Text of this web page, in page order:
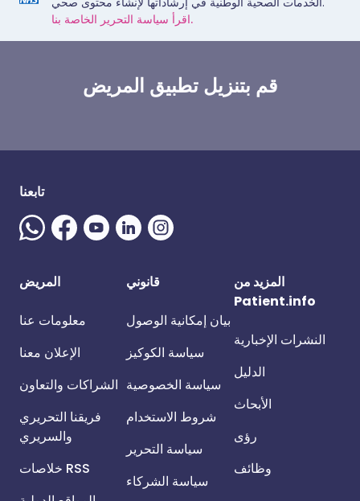
اقرأ سياسة التحرير الخاصة بنا.
قم بتنزيل تطبيق المريض
تابعنا
المريض
معلومات عنا
الإعلان معنا
الشراكات والتعاون
فريقنا التحريري
والسريري
خلاصات RSS
قانوني
بيان إمكانية الوصول
سياسة الكوكيز
سياسة الخصوصية
شروط الاستخدام
سياسة التحرير
سياسة الشركاء
المزيد من
Patient.info
النشرات الإخبارية
الدليل
الأبحاث
رؤى
وظائف